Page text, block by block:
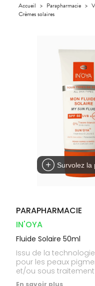
Orthopédie
Trousse à
Compléments
CHEVEUX
Solaire
UTILES
PHARMACIES
VIDÉOS DE
DISPOSITIFS
DE SANTÉ
SCAN
D’ORDONNANCE
Accueil > Parapharmacie >
Crèmes solaires
Survolez la
PARAPHARMACIE
IN'OYA
Fluide Solaire 50ml
Issu de la technologie
pour les peaux
et/ou sous
imperfections, cette
En savoir plus